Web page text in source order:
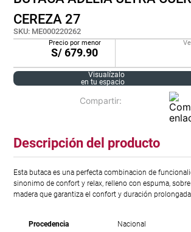
CEREZA 27
SKU: ME000220262
Precio por menor
S/679.90
Visualízalo
en tu espacio
Descripción del producto
Esta butaca es una perfecta combinacion de
sinonimo de confort y relax, relleno con espuma,
madera que garantiza el confort y duración
Procedencia Nacional